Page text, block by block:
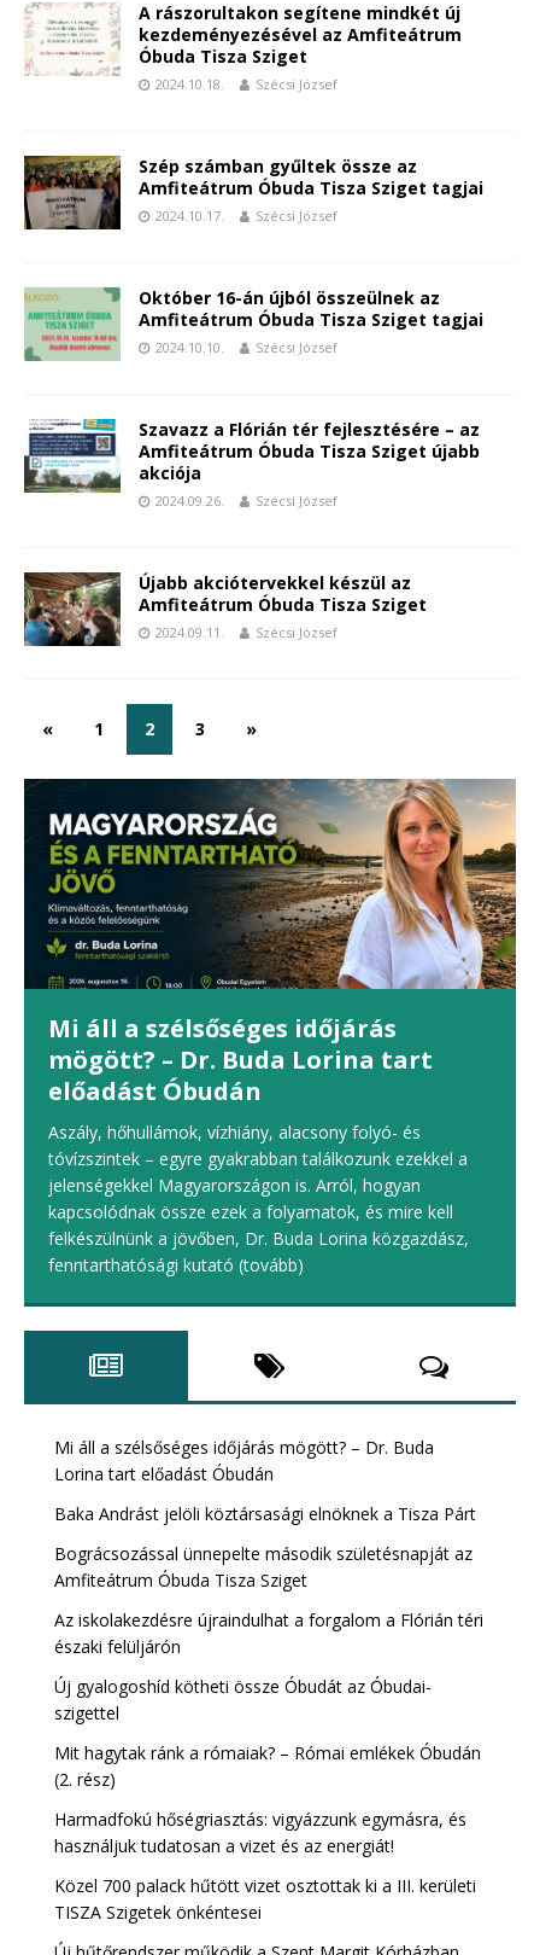
A rászorultakon segítene mindkét új
kezdeményezésével az Amfiteátrum
Óbuda Tisza Sziget
2024.10.18. Szécsi József
Szép számban gyűltek össze az
Amfiteátrum Óbuda Tisza Sziget tagjai
2024.10.17. Szécsi József
Október 16-án újból összeülnek az
Amfiteátrum Óbuda Tisza Sziget tagjai
2024.10.10. Szécsi József
Szavazz a Flórián tér fejlesztésére – az
Amfiteátrum Óbuda Tisza Sziget újabb
akciója
2024.09.26. Szécsi József
Újabb akciótervekkel készül az
Amfiteátrum Óbuda Tisza Sziget
2024.09.11. Szécsi József
« 1 2 3 »
Mi áll a szélsőséges időjárás
mögött? – Dr. Buda Lorina tart
előadást Óbudán
Aszály, hőhullámok, vízhiány, alacsony folyó- és
tóvízszintek – egyre gyakrabban találkozunk ezekkel a
jelenségekkel Magyarországon is. Arról, hogyan
kapcsolódnak össze ezek a folyamatok, és mire kell
felkészülnünk a jövőben, Dr. Buda Lorina közgazdász,
fenntarthatósági kutató (tovább)
Mi áll a szélsőséges időjárás mögött? – Dr. Buda
Lorina tart előadást Óbudán
Baka Andrást jelöli köztársasági elnöknek a Tisza Párt
Bográcsozással ünnepelte második születésnapját az
Amfiteátrum Óbuda Tisza Sziget
Az iskolakezdésre újraindulhat a forgalom a Flórián téri
északi felüljárón
Új gyalogoshíd kötheti össze Óbudát az Óbudai-
szigettel
Mit hagytak ránk a rómaiak? – Római emlékek Óbudán
(2. rész)
Harmadfokú hőségriasztás: vigyázzunk egymásra, és
használjuk tudatosan a vizet és az energiát!
Közel 700 palack hűtött vizet osztottak ki a III. kerületi
TISZA Szigetek önkéntesei